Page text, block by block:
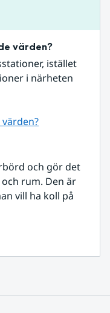
värden?
istället
i närheten
och gör det
rum. Den är
vill ha koll på